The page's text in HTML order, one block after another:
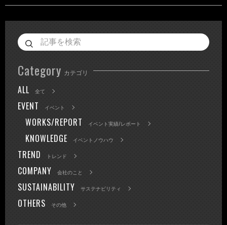
Category カテゴリ
ALL 全て
EVENT イベント
WORKS/REPORT イベント実績/レポート
KNOWLEDGE イベントノウハウ
TREND トレンド
COMPANY 会社のこと
SUSTAINABILITY サステナビリティ
OTHERS その他